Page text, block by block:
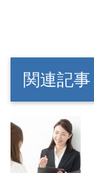
関連記事